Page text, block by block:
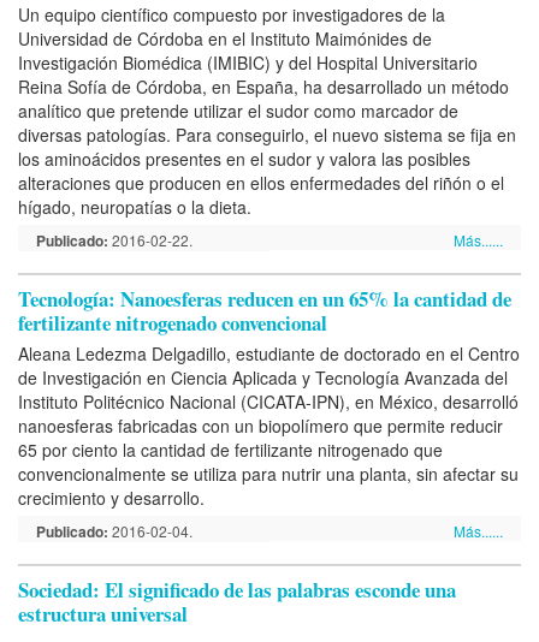
Un equipo científico compuesto por investigadores de la
Universidad de Córdoba en el Instituto Maimónides de
Investigación Biomédica (IMIBIC) y del Hospital Universitario
Reina Sofía de Córdoba, en España, ha desarrollado un método
analítico que pretende utilizar el sudor como marcador de
diversas patologías. Para conseguirlo, el nuevo sistema se fija en
los aminoácidos presentes en el sudor y valora las posibles
alteraciones que producen en ellos enfermedades del riñón o el
hígado, neuropatías o la dieta.
Publicado: 2016-02-22. Más......
Tecnología: Nanoesferas reducen en un 65% la cantidad de
fertilizante nitrogenado convencional
Aleana Ledezma Delgadillo, estudiante de doctorado en el Centro
de Investigación en Ciencia Aplicada y Tecnología Avanzada del
Instituto Politécnico Nacional (CICATA-IPN), en México, desarrolló
nanoesferas fabricadas con un biopolímero que permite reducir
65 por ciento la cantidad de fertilizante nitrogenado que
convencionalmente se utiliza para nutrir una planta, sin afectar su
crecimiento y desarrollo.
Publicado: 2016-02-04. Más......
Sociedad: El significado de las palabras esconde una
estructura universal